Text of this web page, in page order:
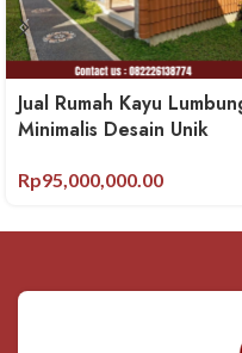
Jual Rumah Kayu
Minimalis Desain Unik
Rp95,000,000.00